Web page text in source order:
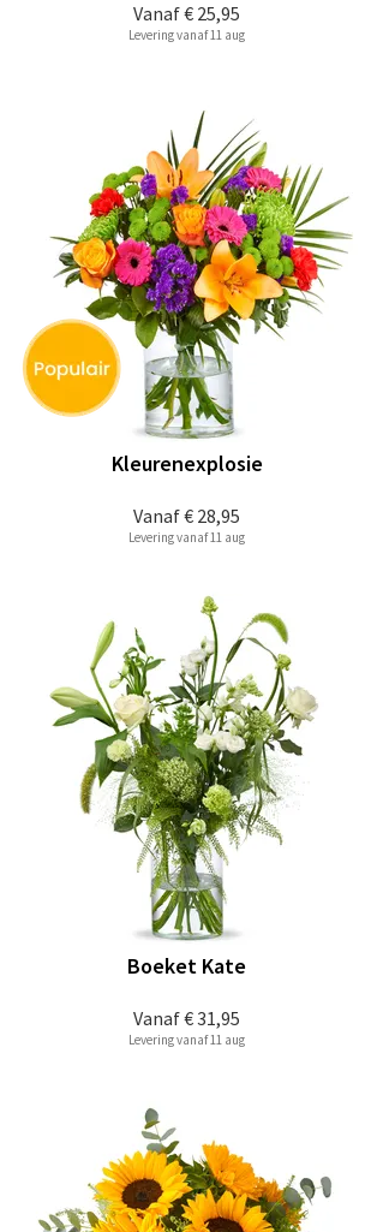
Vanaf€ 25,95
Levering vanaf 11 aug
Vanaf€ 28,95
Kleurenexplosie
Levering vanaf 11 aug
Vanaf€ 31,95
Boeket Kate
Levering vanaf 11 aug